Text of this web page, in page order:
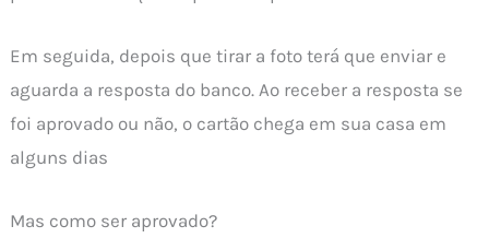
Em seguida, depois que tirar a foto terá que enviar e
aguarda a resposta do banco. Ao receber a resposta se
foi aprovado ou não, o cartão chega em sua casa em
alguns dias
Mas como ser aprovado?